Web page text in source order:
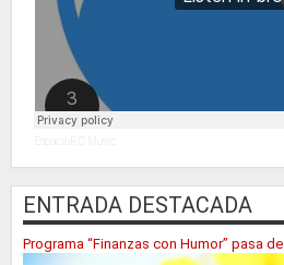
ENTRADA DESTACADA
Programa “Finanzas con Humor” pasa